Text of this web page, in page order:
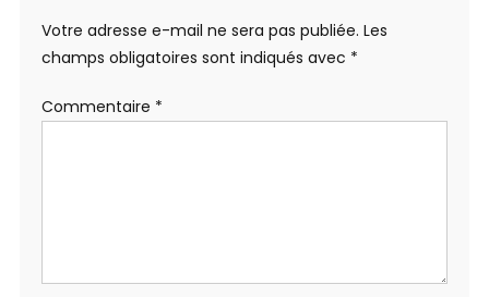
Votre adresse e-mail ne sera pas publiée. Les
champs obligatoires sont indiqués avec *
Commentaire *